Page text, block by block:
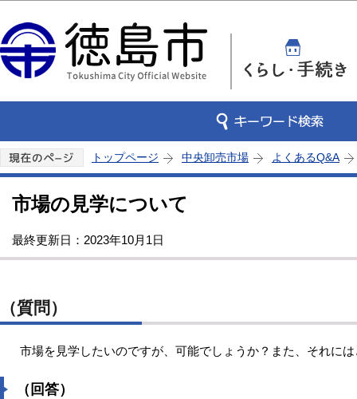
トップページ 中央卸売市場 よくあるQ&A
市場の見学について
最終更新日：2023年10月1日
（質問）
市場を見学したいのですが、可能でしょうか？また、それに
（回答）